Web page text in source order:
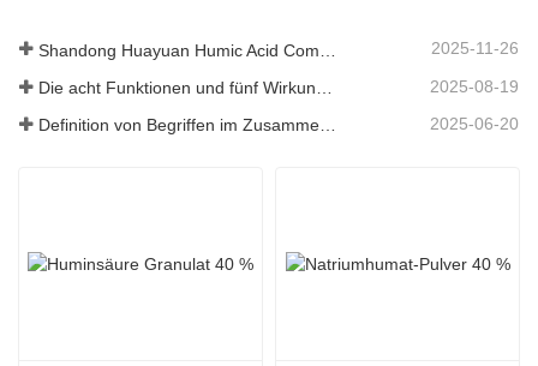
2025-11-26
2025-08-19
Definition von Begriffen im Zusammenhang mit Huminsäure 2025-06-20